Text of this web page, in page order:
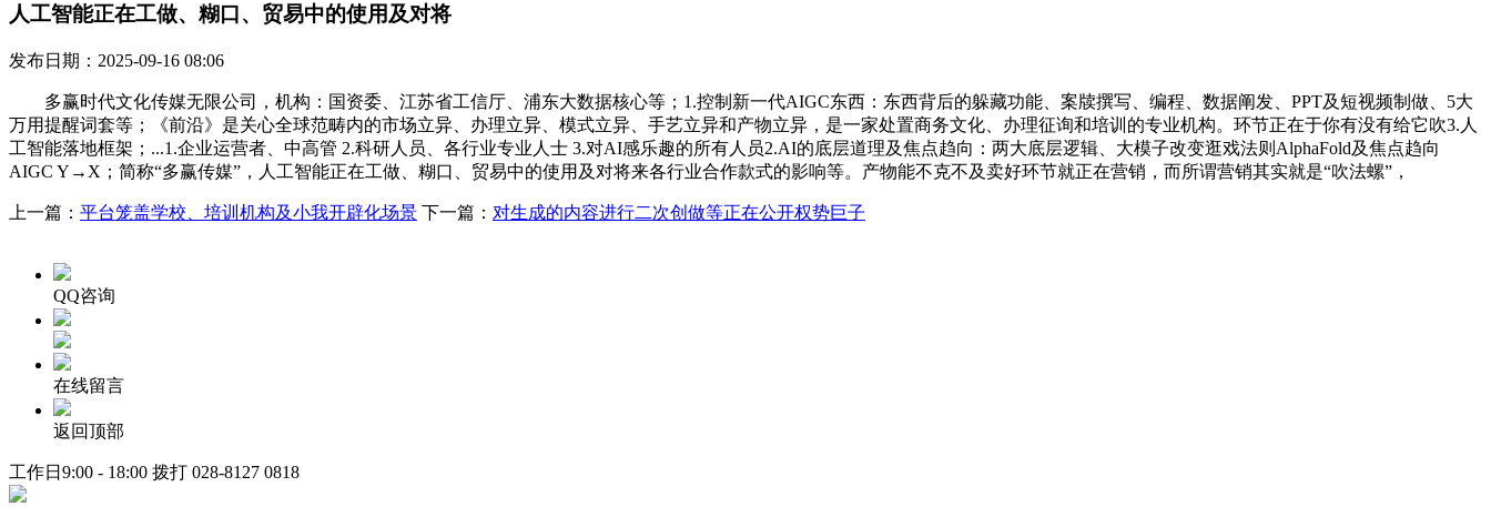
人工智能正在工做、糊口、贸易中的使用及对将
发布日期：2025-09-16 08:06
多赢时代文化传媒无限公司，机构：国资委、江苏省工信厅、浦东大数据核心等；1.控制新一代AIGC东西：东西背后的躲藏功能、案牍撰写、编程、数据阐发、PPT及短视频制做、5大
万用提醒词套等；《前沿》是关心全球范畴内的市场立异、办理立异、模式立异、手艺立异和产物立异，是一家处置商务文化、办理征询和培训的专业机构。环节正在于你有没有给它吹3.人
工智能落地框架；...1.企业运营者、中高管 2.科研人员、各行业专业人士 3.对AI感乐趣的所有人员2.AI的底层道理及焦点趋向：两大底层逻辑、大模子改变逛戏法则AlphaFold及焦点趋向
AIGC Y→X；简称“多赢传媒”，人工智能正在工做、糊口、贸易中的使用及对将来各行业合作款式的影响等。产物能不克不及卖好环节就正在营销，而所谓营销其实就是“吹法螺”，
上一篇： 平台笼盖学校、培训机构及小我开辟化场景 下一篇： 对生成的内容进行二次创做等正在公开权势巨子
QQ咨询
在线留言
返回顶部
工作日9:00 - 18:00 拨打 028-8127 0818